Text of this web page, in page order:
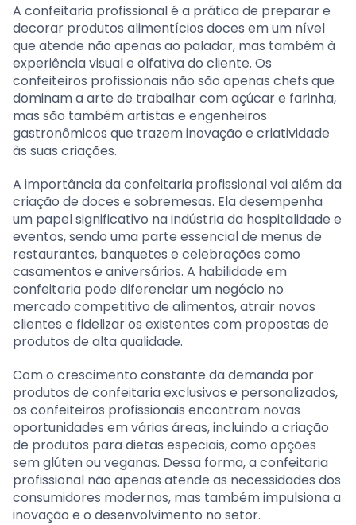
A confeitaria profissional é a prática de preparar e
decorar produtos alimentícios doces em um nível
que atende não apenas ao paladar, mas também à
experiência visual e olfativa do cliente. Os
confeiteiros profissionais não são apenas chefs que
dominam a arte de trabalhar com açúcar e farinha,
mas são também artistas e engenheiros
gastronômicos que trazem inovação e criatividade
às suas criações.
A importância da confeitaria profissional vai além da
criação de doces e sobremesas. Ela desempenha
um papel significativo na indústria da hospitalidade e
eventos, sendo uma parte essencial de menus de
restaurantes, banquetes e celebrações como
casamentos e aniversários. A habilidade em
confeitaria pode diferenciar um negócio no
mercado competitivo de alimentos, atrair novos
clientes e fidelizar os existentes com propostas de
produtos de alta qualidade.
Com o crescimento constante da demanda por
produtos de confeitaria exclusivos e personalizados,
os confeiteiros profissionais encontram novas
oportunidades em várias áreas, incluindo a criação
de produtos para dietas especiais, como opções
sem glúten ou veganas. Dessa forma, a confeitaria
profissional não apenas atende as necessidades dos
consumidores modernos, mas também impulsiona a
inovação e o desenvolvimento no setor.